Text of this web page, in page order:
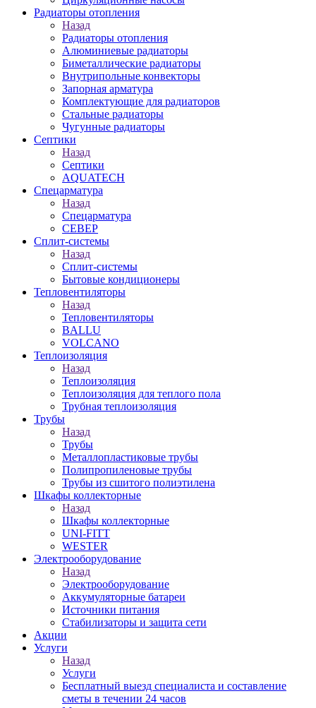
Радиаторы отопления
Назад
Радиаторы отопления
Алюминиевые радиаторы
Биметаллические радиаторы
Внутрипольные конвекторы
Запорная арматура
Комплектующие для радиаторов
Стальные радиаторы
Чугунные радиаторы
Септики
Назад
Септики
AQUATECH
Спецарматура
Назад
Спецарматура
СЕВЕР
Сплит-системы
Назад
Сплит-системы
Бытовые кондиционеры
Тепловентиляторы
Назад
Тепловентиляторы
BALLU
VOLCANO
Теплоизоляция
Назад
Теплоизоляция
Теплоизоляция для теплого пола
Трубная теплоизоляция
Трубы
Назад
Трубы
Металлопластиковые трубы
Полипропиленовые трубы
Трубы из сшитого полиэтилена
Шкафы коллекторные
Назад
Шкафы коллекторные
UNI-FITT
WESTER
Электрооборудование
Назад
Электрооборудование
Аккумуляторные батареи
Источники питания
Стабилизаторы и защита сети
Акции
Услуги
Назад
Услуги
Бесплатный выезд специалиста и составление
сметы в течении 24 часов